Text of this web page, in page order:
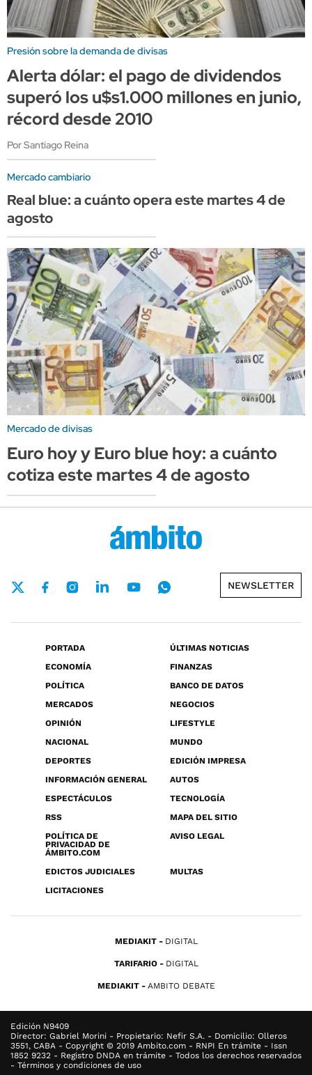
Presión sobre la demanda de divisas
Alerta dólar: el pago de dividendos
superó los u$s1.000 millones en junio,
récord desde 2010
Por Santiago Reina
Mercado cambiario
Real blue: a cuánto opera este martes 4 de
agosto
Mercado de divisas
Euro hoy y Euro blue hoy: a cuánto
cotiza este martes 4 de agosto
NEWSLETTER
PORTADA
ÚLTIMAS NOTICIAS
ECONOMÍA
FINANZAS
POLÍTICA
BANCO DE DATOS
MERCADOS
NEGOCIOS
OPINIÓN
LIFESTYLE
NACIONAL
MUNDO
DEPORTES
EDICIÓN IMPRESA
INFORMACIÓN GENERAL
AUTOS
ESPECTÁCULOS
TECNOLOGÍA
RSS
MAPA DEL SITIO
POLÍTICA DE
PRIVACIDAD DE
ÁMBITO.COM
AVISO LEGAL
EDICTOS JUDICIALES
MULTAS
LICITACIONES
MEDIAKIT DIGITAL
TARIFARIO DIGITAL
MEDIAKIT AMBITO DEBATE
Edición N9409
Director: Gabriel Morini - Propietario: Nefir S.A. - Domicilio: Olleros
3551, CABA - Copyright © 2019 Ambito.com - RNPI En trámite - Issn
1852 9232 - Registro DNDA en trámite - Todos los derechos reservados
- Términos y condiciones de uso